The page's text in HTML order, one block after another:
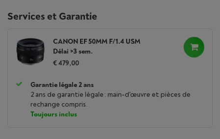
Services et Garantie
CANON EF 50MM F/1.4 USM
Délai >3 sem.
€ 479,00
Garantie légale 2 ans
2 ans de garantie légale : main-d'œuvre et pièces de
rechange compris.
Toujours inclus